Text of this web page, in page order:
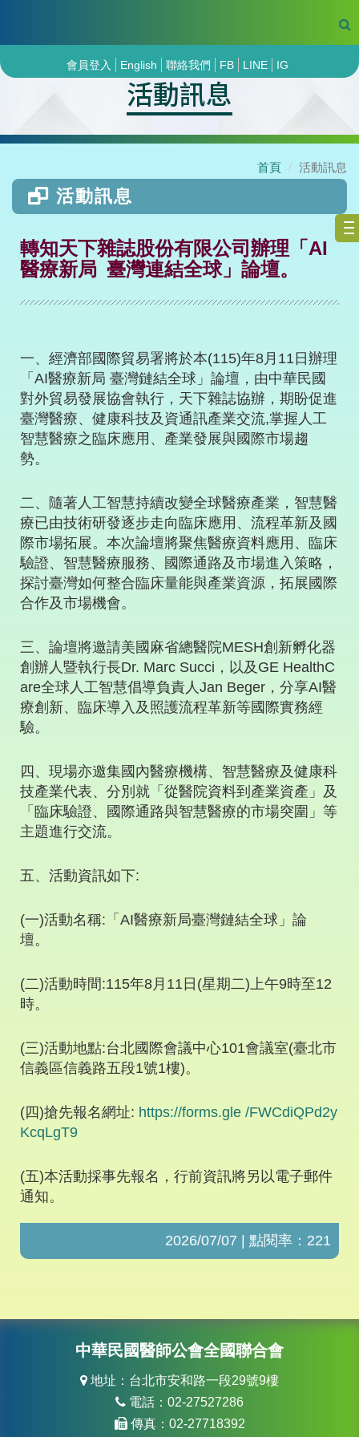
會員登入 English 聯絡我們 FB LINE IG
活動訊息
首頁 活動訊息
活動訊息
轉知天下雜誌股份有限公司辦理「AI
醫療新局 臺灣連結全球」論壇。
一、經濟部國際貿易署將於本(115)年8月 11 日辦理
「 AI醫療新局 臺灣鏈結全球」論壇，由中華民國
對外貿易發展協會執行，天下雜誌協辦，期盼促進
臺灣醫療、健康科技及資通訊產業交流,掌握人工
智慧醫療之臨床應用、產業發展與國際市場趨
勢。
二、隨著人工智慧持續改變全球醫療產業，智慧醫
療已由技術研發逐步走向臨床應用、流程革新及國
際市場拓展。本次論壇將聚焦醫療資料應用、臨床
驗證、智慧醫療服務、國際通路及市場進入策略，
探討臺灣如何整合臨床量能與產業資源，拓展國際
合作及市場機會。
三、論壇將邀請美國麻省總醫院MESH創新孵化器
創辦人暨執行長Dr. Marc Succi ，以及 GE HealthC
are全球人工智慧倡導負責人Jan Beger ，分享AI醫
療創新、臨床導入及照護流程革新等國際實務經
驗。
四、現場亦邀集國內醫療機構、智慧醫療及健康科
技產業代表、分別就「從醫院資料到產業資產」及
「臨床驗證、國際通路與智慧醫療的市場突圍」等
主題進行交流。
五、活動資訊如下:
(一)活動名稱: 「 AI醫療新局臺灣鏈結全球」論
壇。
(二)活動時間:115年8月 11 日 (星期二)上午9時至12
時。
(三)活動地點:台北國際會議中心101會議室(臺北市
信義區信義路五段1號1樓)。
(四)搶先報名網址: https://forms.gle /FWCdiQPd2y
KcqLgT9
(五)本活動採事先報名，行前資訊將另以電子郵件
通知。
2026/07/07 | 點閱率：221
中華民國醫師公會全國聯合會
地址：台北市安和路一段29號9樓
電話：02-27527286
傳真：02-27718392